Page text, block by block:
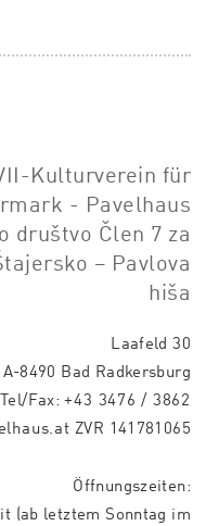
Kulturverein für
- Pavelhaus
društvo Člen 7 za
– Pavlova
hiša
Laafeld 30
A-8490 Bad Radkersburg
Tel/Fax:+43 3476 / 3862
ZVR 141781065
Öffnungszeiten:
(ab letztem Sonntag im